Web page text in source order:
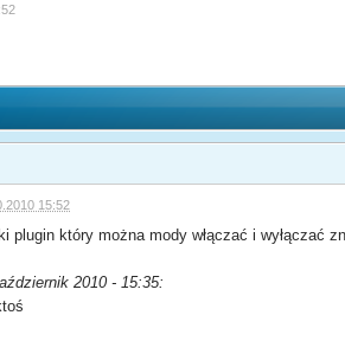
15:52
plugin który można mody włączać i
2010 - 15:35: